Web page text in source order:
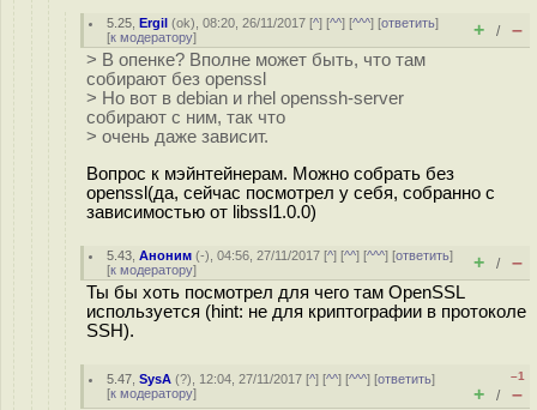
5.25 ,Ergil (ok), 08:20, 26/11/2017 [^] [^^] [^^^] [ответить]
[к модератору] + / –
> В опенке? Вполне может быть, что там
собирают без openssl
> Но вот в debian и rhel openssh-server
собирают с ним, так что
> очень даже зависит.
Вопрос к мэйнтейнерам. Можно собрать без
openssl(да, сейчас посмотрел у себя, собранно с
зависимостью от libssl1.0.0)
5.43 ,Аноним (-), 04:56, 27/11/2017 [^] [^^] [^^^] [ответить]
[к модератору] + / –
Ты бы хоть посмотрел для чего там OpenSSL
используется (hint: не для криптографии в протоколе
SSH).
5.47 ,SysA (?), 12:04, 27/11/2017 [^] [^^] [^^^] [ответить]
[к модератору]
–1
+ / –